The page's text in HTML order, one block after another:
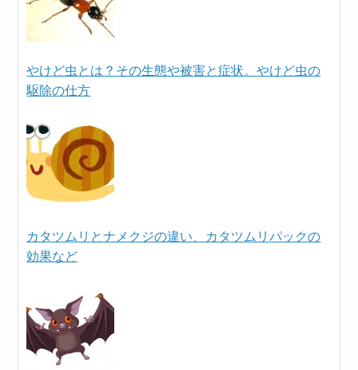
やけど虫とは？その生態や被害と症状。やけど虫の
駆除の仕方
カタツムリとナメクジの違い、カタツムリパックの
効果など